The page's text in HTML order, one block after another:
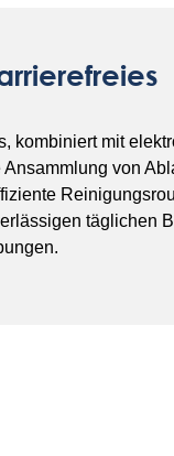
kombiniert mit
von
täglichen